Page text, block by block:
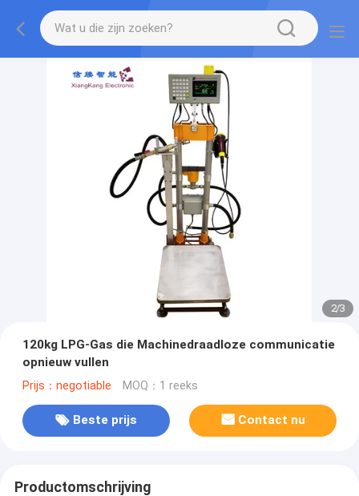
2/3
120kg LPG-Gas die Machinedraadloze communicatie
opnieuw vullen
Prijs：negotiable MOQ：1 reeks
Beste prijs Contact nu
Productomschrijving